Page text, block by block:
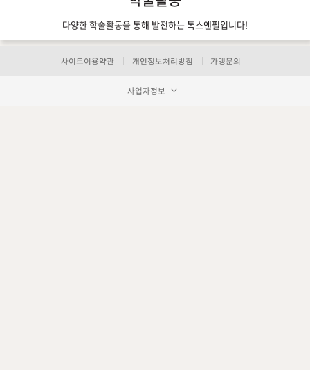
다양한 학술활동을 통해 발전하는 톡스앤필입니다!
사이트이용약관 개인정보처리방침 가맹문의
사업자정보